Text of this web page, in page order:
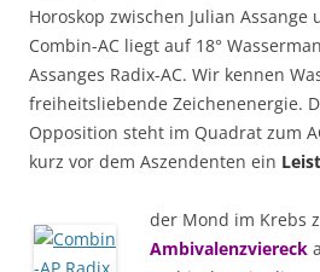
Horoskop zwischen Julian Assange
Combin-AC liegt auf 18°
Assanges Radix-AC. Wir kennen
freiheitsliebende Zeichenenergie.
Opposition steht im Quadrat zum
kurz vor dem Aszendenten ein
der Mond im Krebs
Ambivalenzviereck